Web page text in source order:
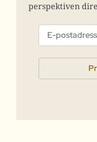
perspektiven